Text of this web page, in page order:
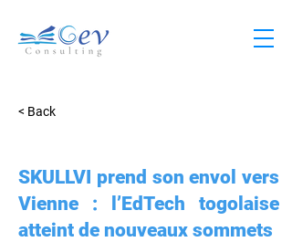
< Back
SKULLVI prend son envol vers
Vienne : l’EdTech togolaise
atteint de nouveaux sommets